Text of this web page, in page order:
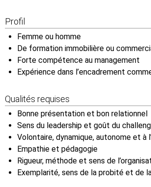
Profil
Femme ou homme
De formation immobilière ou
Forte compétence au management
Expérience dans l’encadrement
Qualités requises
Bonne présentation et bon relationnel
Sens du leadership et goût du
Volontaire, dynamique, autonome et à
Empathie et pédagogie
Rigueur, méthode et sens de
Exemplarité, sens de la probité et de